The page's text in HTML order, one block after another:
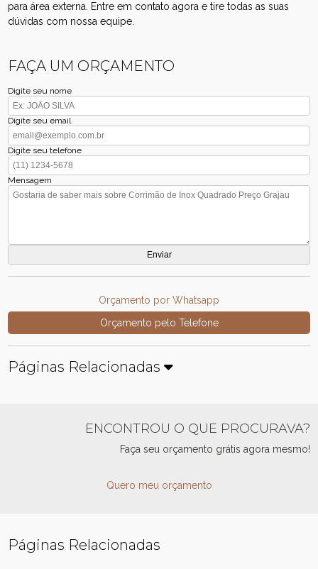
para área externa. Entre em contato agora e tire todas as suas
dúvidas com nossa equipe.
FAÇA UM ORÇAMENTO
Digite seu nome
Digite seu email
Digite seu telefone
Mensagem
Orçamento por Whatsapp
Orçamento pelo Telefone
Páginas Relacionadas
ENCONTROU O QUE PROCURAVA?
Faça seu orçamento grátis agora mesmo!
Quero meu orçamento
Páginas Relacionadas